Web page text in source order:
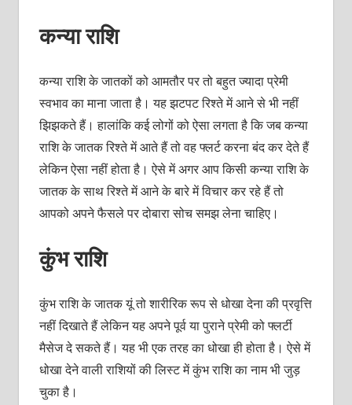
कन्या राशि
कन्या राशि के जातकों को आमतौर पर तो बहुत ज्यादा प्रेमी
स्वभाव का माना जाता है। यह झटपट रिश्ते में आने से भी नहीं
झिझकते हैं। हालांकि कई लोगों को ऐसा लगता है कि जब कन्या
राशि के जातक रिश्ते में आते हैं तो वह फ्लर्ट करना बंद कर देते हैं
लेकिन ऐसा नहीं होता है। ऐसे में अगर आप किसी कन्या राशि के
जातक के साथ रिश्ते में आने के बारे में विचार कर रहे हैं तो
आपको अपने फैसले पर दोबारा सोच समझ लेना चाहिए।
कुंभ राशि
कुंभ राशि के जातक यूं तो शारीरिक रूप से धोखा देना की प्रवृत्ति
नहीं दिखाते हैं लेकिन यह अपने पूर्व या पुराने प्रेमी को फ्लर्टी
मैसेज दे सकते हैं। यह भी एक तरह का धोखा ही होता है। ऐसे में
धोखा देने वाली राशियों की लिस्ट में कुंभ राशि का नाम भी जुड़
चुका है।